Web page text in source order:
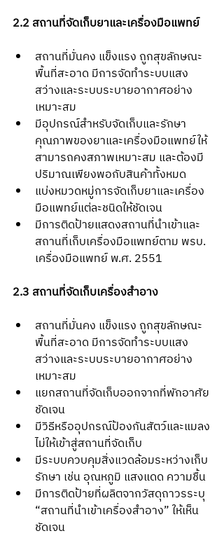
2.2 สถานที่จัดเก็บยาและเครื่องมือแพทย์
สถานที่มั่นคง แข็งแรง ถูกสุขลักษณะ
พื้นที่สะอาด มีการจัดทำระบบแสง
สว่างและระบบระบายอากาศอย่าง
เหมาะสม
มีอุปกรณ์สำหรับจัดเก็บและรักษา
คุณภาพของยาและเครื่องมือแพทย์ให้
สามารถคงสภาพเหมาะสม และต้องมี
ปริมาณเพียงพอกับสินค้าทั้งหมด
แบ่งหมวดหมู่การจัดเก็บยาและเครื่อง
มือแพทย์แต่ละชนิดให้ชัดเจน
มีการติดป้ายแสดงสถานที่นำเข้าและ
สถานที่เก็บเครื่องมือแพทย์ตาม พรบ.
เครื่องมือแพทย์ พ.ศ. 2551
2.3 สถานที่จัดเก็บเครื่องสำอาง
สถานที่มั่นคง แข็งแรง ถูกสุขลักษณะ
พื้นที่สะอาด มีการจัดทำระบบแสง
สว่างและระบบระบายอากาศอย่าง
เหมาะสม
แยกสถานที่จัดเก็บออกจากที่พักอาศัย
ชัดเจน
มีวิธีหรืออุปกรณ์ป้องกันสัตว์และแมลง
ไม่ให้เข้าสู่สถานที่จัดเก็บ
มีระบบควบคุมสิ่งแวดล้อมระหว่างเก็บ
รักษา เช่น อุณหภูมิ แสงแดด ความชื้น
มีการติดป้ายที่ผลิตจากวัสดุถาวรระบุ
“สถานที่นำเข้าเครื่องสำอาง” ให้เห็น
ชัดเจน